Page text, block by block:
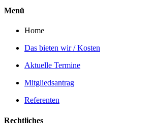
Menü
Home
Das bieten wir / Kosten
Aktuelle Termine
Mitgliedsantrag
Referenten
Rechtliches